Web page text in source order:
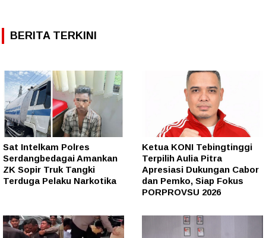
BERITA TERKINI
Sat Intelkam Polres
Serdangbedagai Amankan
ZK Sopir Truk Tangki
Terduga Pelaku Narkotika
Ketua KONI Tebingtinggi
Terpilih Aulia Pitra
Apresiasi Dukungan Cabor
dan Pemko, Siap Fokus
PORPROVSU 2026